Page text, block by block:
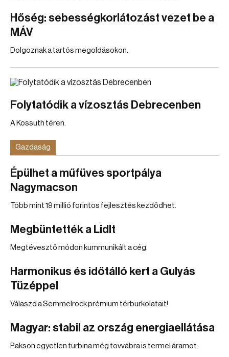
Hőség: sebességkorlátozást vezet be a
MÁV
Dolgoznak a tartós megoldásokon.
Folytatódik a vízosztás Debrecenben
A Kossuth téren.
Gazdaság
Épülhet a műfüves sportpálya
Nagymacson
Több mint 19 millió forintos fejlesztés kezdődhet.
Megbüntették a Lidlt
Megtévesztő módon kummunikált a cég.
Harmonikus és időtálló kert a Gulyás
Tüzéppel
Válaszd a Semmelrock prémium térburkolatait!
Magyar: stabil az ország energiaellátása
Pakson egyetlen turbina még tovvábra is termel áramot.